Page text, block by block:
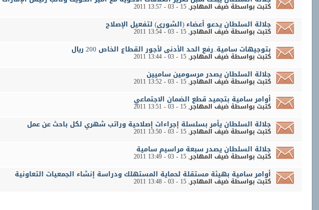
كتبت بواسطةضيف المهاجر‏, 15 - 03 - 2011 13:57
جلالة السلطان يدعو أعضاء (الشورى) لتفعيل الإصلاح
كتبت بواسطةضيف المهاجر‏, 15 - 03 - 2011 13:54
بتوجيهات سامية..رفع الحد الأدنى لأجور القطاع الخاص 200 ريال
كتبت بواسطةضيف المهاجر‏, 15 - 03 - 2011 13:44
جلالة السلطان يصدر مرسومين ساميين
كتبت بواسطةضيف المهاجر‏, 15 - 03 - 2011 13:52
أوامر سامية بتجميد قطع الضمان الاجتماعي
كتبت بواسطةضيف المهاجر‏, 15 - 03 - 2011 13:51
جلالة السلطان يأمر بسلسلة إجراءات إصلاحية وراتب شهري لكل باحث عن عمل
كتبت بواسطةضيف المهاجر‏, 15 - 03 - 2011 13:50
جلالة السلطان يصدر سبعة مراسيم سامية
كتبت بواسطةضيف المهاجر‏, 15 - 03 - 2011 13:49
أوامر سامية بهيئة مستقلة لحماية المستهلك ودراسة إنشاء الجمعيات التعاونية
كتبت بواسطةضيف المهاجر‏, 15 - 03 - 2011 13:48